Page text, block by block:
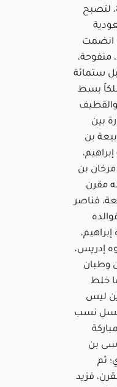
الدرعية عام 850/1446، لتصبح
انضمت
منفوحة،
ستمائة
ملكاً بسط
بين
بن
بن
مقرن
فناصر
إدريس،
وطبان
خلط
ليس
نسب
بن
ثم
فزيد